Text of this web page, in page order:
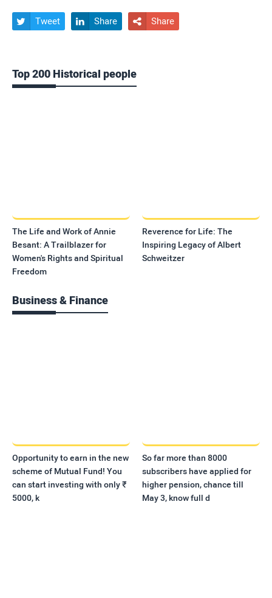
 Tweet  Share  Share
Top 200 Historical people
The Life and Work of Annie
Besant: A Trailblazer for
Women's Rights and Spiritual
Freedom
Reverence for Life: The
Inspiring Legacy of Albert
Schweitzer
Business & Finance
Opportunity to earn in the new
scheme of Mutual Fund! You
can start investing with only ₹
5000, k
So far more than 8000
subscribers have applied for
higher pension, chance till
May 3, know full d